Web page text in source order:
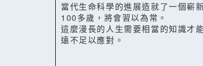
當代生命科學的進展造就了一個嶄
100多歲，將會習以為常。
這麼漫長的人生需要相當的知識才
遠不足以應對。